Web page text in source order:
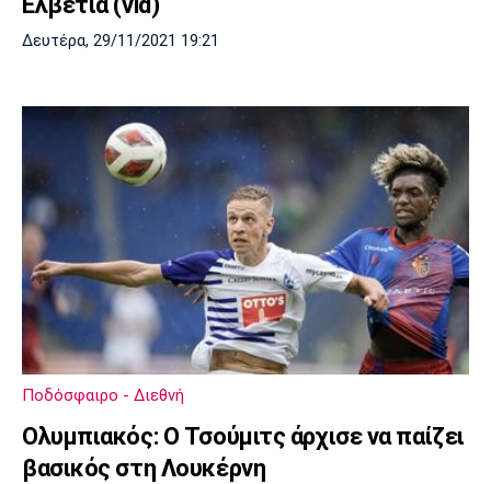
Δευτέρα, 29/11/2021 19:21
Ποδόσφαιρο - Διεθνή
Ολυμπιακός: Ο Τσούμιτς άρχισε να παίζει
βασικός στη Λουκέρνη